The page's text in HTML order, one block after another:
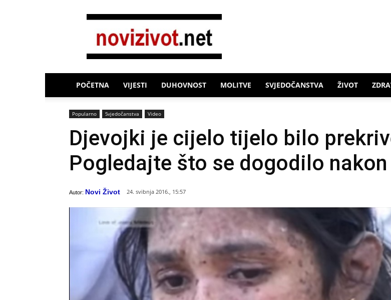
Novi
POČETNA VIJESTI DUHOVNOST MOLITVE SVJEDOČANSTVA ŽIVOT
Popularno Svjedočanstva Video
Djevojki je cijelo tijelo bilo
Pogledajte što se dogodilo
Autor: Novi Život 24. svibnja 2016., 15:57